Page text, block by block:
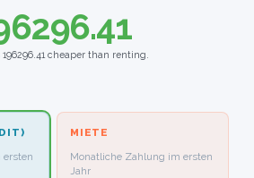
cheaper than renting.
ersten
MIETE
Monatliche Zahlung im ersten
Jahr